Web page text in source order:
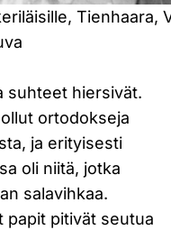
Tienhaara,
suhteet hiersivät.
ortodokseja
ja erityisesti
oli niitä, jotka
salavihkaa.
papit pitivät seutua